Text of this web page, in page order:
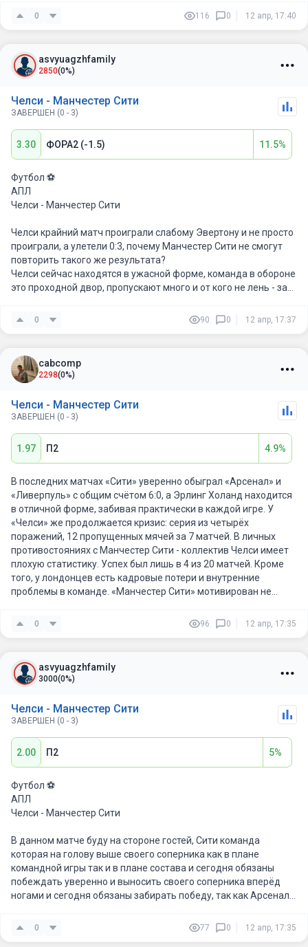
В личных встречах Сити ведут у Челси и сегодняшний матч
0 116 0 12 апр, 17:40
asvyuagzhfamily
2850(0%)
Челси - Манчестер Сити
ЗАВЕРШЕН (0 - 3)
3.30 ФОРА2 (-1.5) 11.5%
Футбол ⚽️
АПЛ
Челси - Манчестер Сити
Челси крайний матч проиграли слабому Эвертону и не просто
проиграли, а улетели 0:3, почему Манчестер Сити не смогут
повторить такого же результата?
Челси сейчас находятся в ужасной форме, команда в обороне
это проходной двор, пропускают много и от кого не лень - за
кому решать моменты.
0 90 0 12 апр, 17:37
cabcomp
2298(0%)
Челси - Манчестер Сити
ЗАВЕРШЕН (0 - 3)
1.97 П2 4.9%
В последних матчах «Сити» уверенно обыграл «Арсенал» и
«Ливерпуль» с общим счётом 6:0, а Эрлинг Холанд находится
в отличной форме, забивая практически в каждой игре. У
«Челси» же продолжается кризис: серия из четырёх
поражений, 12 пропущенных мячей за 7 матчей. В личных
противостояниях c Манчестер Сити - коллектив Челси имеет
плохую статистику. Успех был лишь в 4 из 20 матчей. Кроме
того, у лондонцев есть кадровые потери и внутренние
проблемы в команде. «Манчестер Сити» мотивирован не
проблем в обороне и атаке.
0 96 0 12 апр, 17:35
asvyuagzhfamily
3000(0%)
Челси - Манчестер Сити
ЗАВЕРШЕН (0 - 3)
2.00 П2 5%
Футбол ⚽️
АПЛ
Челси - Манчестер Сити
В данном матче буду на стороне гостей, Сити команда
которая на голову выше своего соперника как в плане
командной игры так и в плане состава и сегодня обязаны
побеждать уверенно и выносить своего соперника вперёд
ногами и сегодня обязаны забирать победу, так как Арсенал
есть, к тому же Челси сейчас не в форме.
0 77 0 12 апр, 17:35